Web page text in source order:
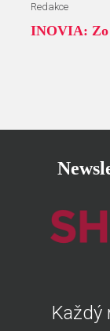
Redakce
INOVIA: Zo
Každý